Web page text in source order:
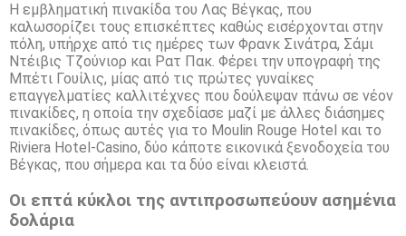
Η εμβληματική πινακίδα του Λας Βέγκας, που
καλωσορίζει τους επισκέπτες καθώς εισέρχονται στην
πόλη, υπήρχε από τις ημέρες των Φρανκ Σινάτρα, Σάμι
Ντέιβις Τζούνιορ και Ρατ Πακ. Φέρει την υπογραφή της
Μπέτι Γουίλις, μίας από τις πρώτες γυναίκες
επαγγελματίες καλλιτέχνες που δούλεψαν πάνω σε νέον
πινακίδες, η οποία την σχεδίασε μαζί με άλλες διάσημες
πινακίδες, όπως αυτές για το Moulin Rouge Hotel και το
Riviera Hotel-Casino, δύο κάποτε εικονικά ξενοδοχεία του
Βέγκας, που σήμερα και τα δύο είναι κλειστά.
Οι επτά κύκλοι της αντιπροσωπεύουν ασημένια
δολάρια